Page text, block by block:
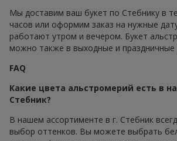
Мы доставим ваш букет по Стебнику в
часов или оформим заказ на нужные
работают утром и вечером. Букет
можно также в выходные и праздничные
FAQ
Какие цвета альстромерий есть в
Стебник?
В нашем ассортименте в г. Стебник
выбор оттенков. Вы можете выбрать